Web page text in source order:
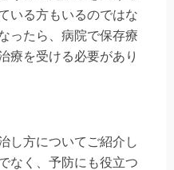
いる方もいるのではな
ったら、病院で保存療
療を受ける必要があり
し方についてご紹介し
なく、予防にも役立つ